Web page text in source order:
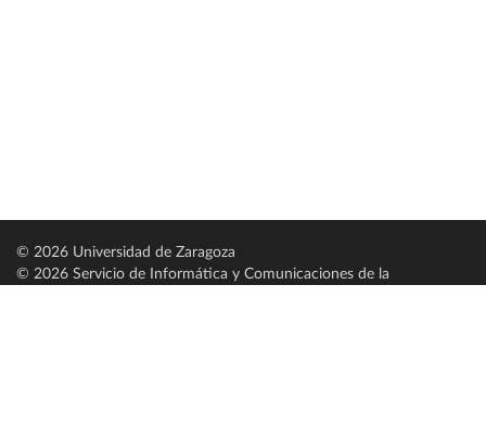
© 2026 Universidad de Zaragoza
© 2026 Servicio de Informática y Comunicaciones de la